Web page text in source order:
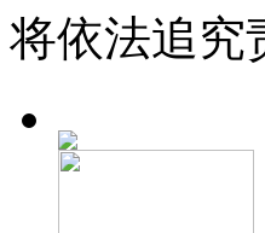
将依法追究